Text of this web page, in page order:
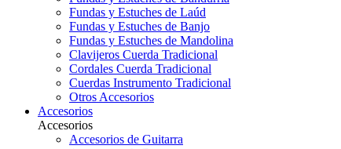
Fundas y Estuches de Laúd
Fundas y Estuches de Banjo
Fundas y Estuches de Mandolina
Clavijeros Cuerda Tradicional
Cordales Cuerda Tradicional
Cuerdas Instrumento Tradicional
Otros Accesorios
Accesorios
Accesorios
Accesorios de Guitarra